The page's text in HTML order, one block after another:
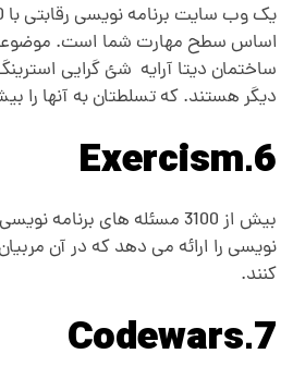
اساس سطح مهارت شما است.
ساختمان دیتا آرایه شئ گرایی
دیگر هستند. که تسلطتان به آنها را
6.Exercism
نویسی را ارائه می دهد که در آن
کنند.
7.Codewars